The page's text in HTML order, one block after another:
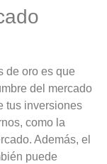
de oro es que
del mercado
tus inversiones
como la
Además, el
puede